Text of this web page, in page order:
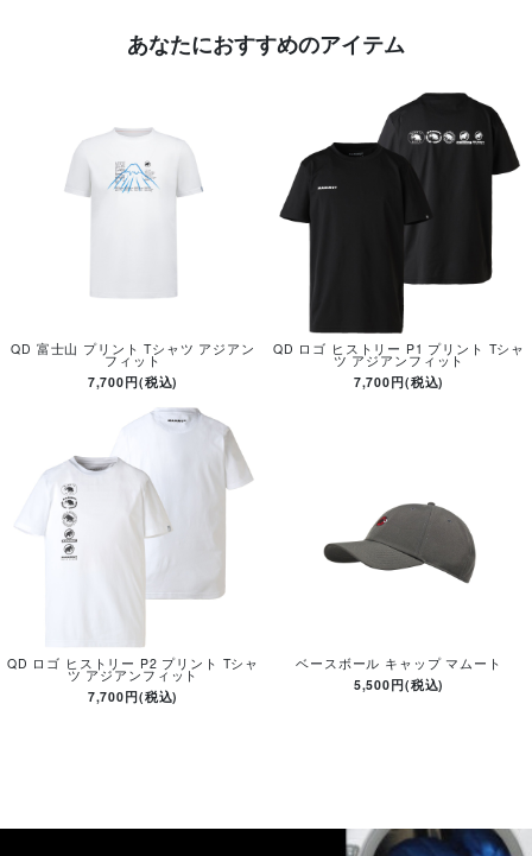
あなたにおすすめのアイテム
QD 富士山 プリント Tシャツ アジアン
フィット
7,700円(税込)
QD ロゴ ヒストリー P1 プリント Tシャ
ツ アジアンフィット
7,700円(税込)
QD ロゴ ヒストリー P2 プリント Tシャ
ツ アジアンフィット
7,700円(税込)
ベースボール キャップ マムート
5,500円(税込)